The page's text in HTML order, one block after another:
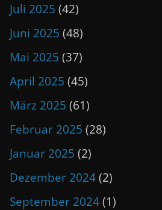
Juli 2025 (42)
Juni 2025 (48)
Mai 2025 (37)
April 2025 (45)
März 2025 (61)
Februar 2025 (28)
Januar 2025 (2)
Dezember 2024(2)
September 2024(1)